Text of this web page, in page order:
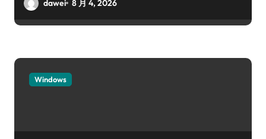
dawei 8 月 4, 2026
Windows